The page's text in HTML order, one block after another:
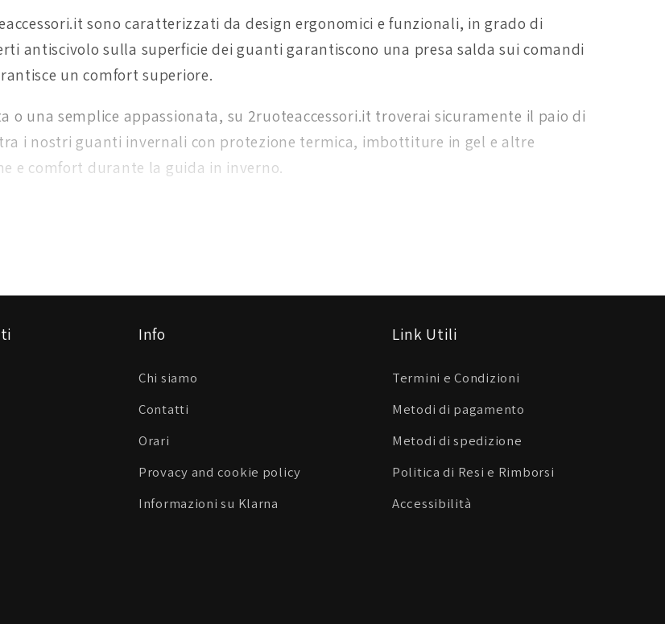
sono caratterizzati da design ergonomici e funzionali, in grado di
antiscivolo sulla superficie dei guanti garantiscono una presa salda sui comandi
un comfort superiore.
o una semplice appassionata, su 2ruoteaccessori.it troverai sicuramente il paio di
i nostri guanti invernali con protezione termica, imbottiture in gel e altre
e comfort durante la guida in inverno.
Info
Chi siamo
Contatti
Orari
Provacy and cookie policy
Informazioni su Klarna
Link Utili
Termini e Condizioni
Metodi di pagamento
Metodi di spedizione
Politica di Resi e Rimborsi
Accessibilità